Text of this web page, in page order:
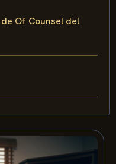
Of Counsel del